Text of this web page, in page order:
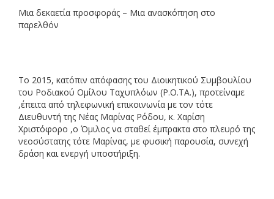
Μια δεκαετία προσφοράς – Μια ανασκόπηση στο
παρελθόν
Το 2015, κατόπιν απόφασης του Διοικητικού Συμβουλίου
του Ροδιακού Ομίλου Ταχυπλόων (Ρ.Ο.ΤΑ.), προτείναμε
,έπειτα από τηλεφωνική επικοινωνία με τον τότε
Διευθυντή της Νέας Μαρίνας Ρόδου, κ. Χαρίση
Χριστόφορο ,ο Όμιλος να σταθεί έμπρακτα στο πλευρό της
νεοσύστατης τότε Μαρίνας, με φυσική παρουσία, συνεχή
δράση και ενεργή υποστήριξη.